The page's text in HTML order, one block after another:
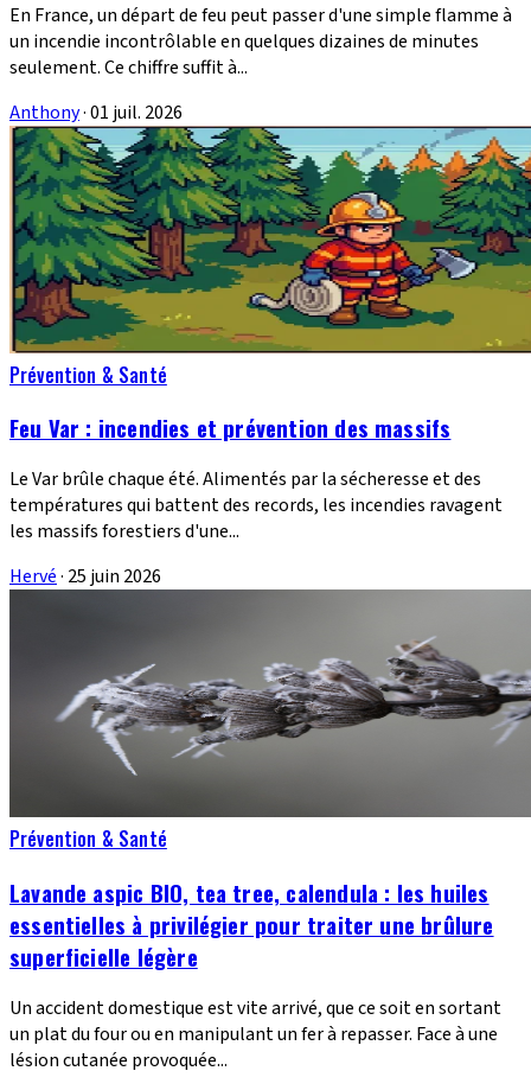
En France, un départ de feu peut passer d'une simple flamme à
un incendie incontrôlable en quelques dizaines de minutes
seulement. Ce chiffre suffit à...
Anthony·01 juil. 2026
Prévention & Santé
Feu Var : incendies et prévention des massifs
Le Var brûle chaque été. Alimentés par la sécheresse et des
températures qui battent des records, les incendies ravagent
les massifs forestiers d'une...
Hervé· 25 juin 2026
Prévention & Santé
Lavande aspic BIO, tea tree, calendula : les huiles
essentielles à privilégier pour traiter une brûlure
superficielle légère
Un accident domestique est vite arrivé, que ce soit en sortant
un plat du four ou en manipulant un fer à repasser. Face à une
lésion cutanée provoquée...